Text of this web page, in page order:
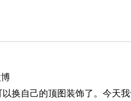
换自己的顶图装饰了。今天